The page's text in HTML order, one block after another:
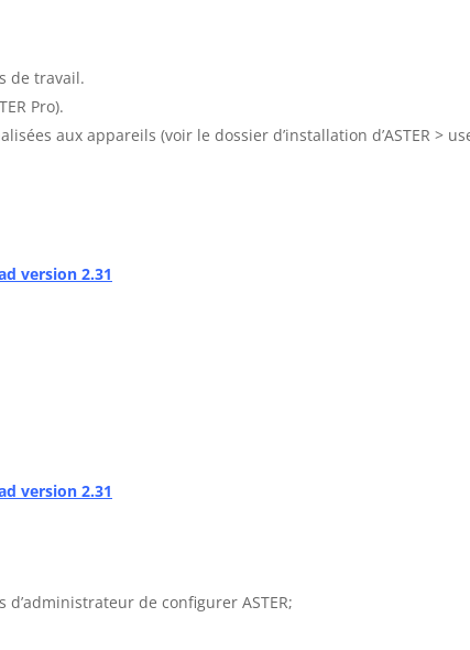
de travail.
Pro).
aux appareils (voir le dossier d’installation d’ASTER >
version 2.31
version 2.31
de configurer ASTER;